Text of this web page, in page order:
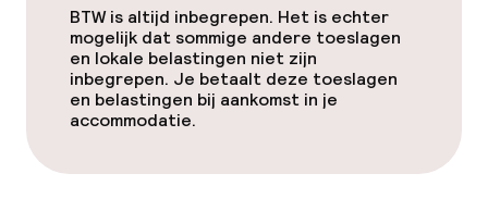
Eet- en drinkdiensten
Roomservice
Dieetopties
BTW is altijd inbegrepen. Het is echter
mogelijk dat sommige andere toeslagen
en lokale belastingen niet zijn
inbegrepen. Je betaalt deze toeslagen
en belastingen bij aankomst in je
accommodatie.